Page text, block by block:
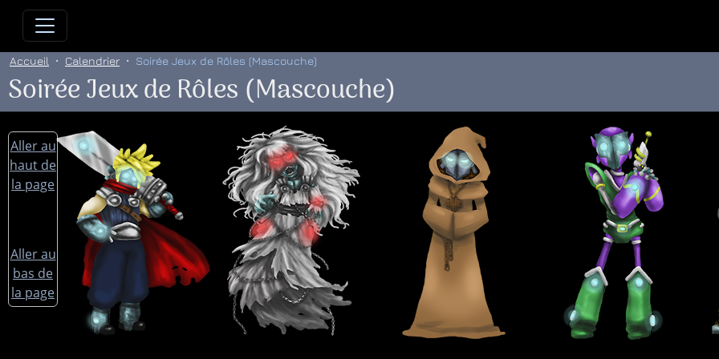
Allez directement au contenu
Accueil Calendrier Soirée Jeux de Rôles (Mascouche)
Soirée Jeux de Rôles (Mascouche)
Aller au
haut de
la page
Aller au
bas de
la page